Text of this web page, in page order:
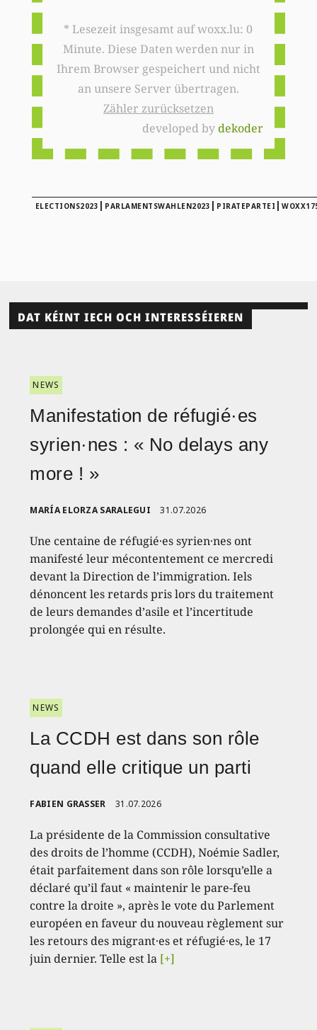
* Lesezeit insgesamt auf woxx.lu: 0
Minute. Diese Daten werden nur in
Ihrem Browser gespeichert und nicht
an unsere Server übertragen.
Zähler zurücksetzen
developed bydekoder
ELECTIONS2023 | PARLAMENTSWAHLEN2023 | PIRATEPARTEI |
DAT KÉINT IECH OCH INTERESSÉIEREN
NEWS
Manifestation de réfugié·es
syrien·nes : « No delays any
more ! »
MARÍA ELORZA SARALEGUI 31.07.2026
Une centaine de réfugié·es syrien·nes ont
manifesté leur mécontentement ce mercredi
devant la Direction de l’immigration. Iels
dénoncent les retards pris lors du traitement
de leurs demandes d’asile et l’incertitude
prolongée qui en résulte.
NEWS
La CCDH est dans son rôle
quand elle critique un parti
FABIEN GRASSER 31.07.2026
La présidente de la Commission consultative
des droits de l’homme (CCDH), Noémie Sadler,
était parfaitement dans son rôle lorsqu’elle a
déclaré qu’il faut « maintenir le pare-feu
contre la droite », après le vote du Parlement
européen en faveur du nouveau règlement sur
les retours des migrant·es et réfugié·es, le 17
juin dernier. Telle est la [+]